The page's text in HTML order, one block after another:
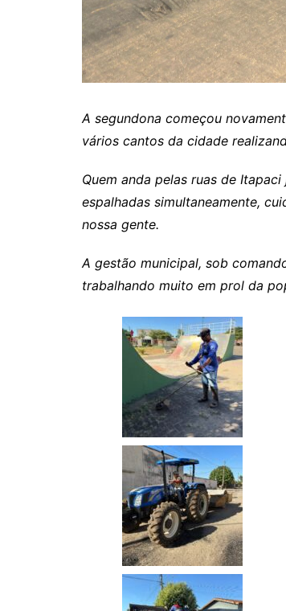
São Luiz
Senador
Uirapuru
Uruaçu
Uruana
Uirapuru
A segundona começou
vários cantos da cidade
Quem anda pelas ruas de
espalhadas simultaneamente,
nossa gente.
A gestão municipal, sob
trabalhando muito em prol da